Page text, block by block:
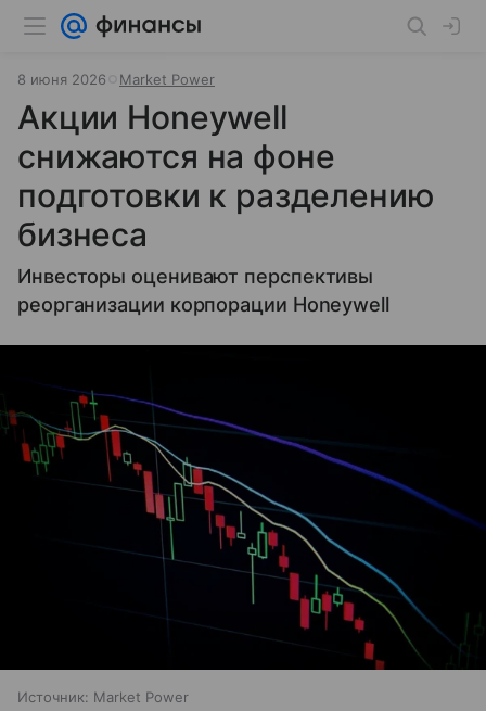
8 июня 2026 Market Power
Акции Honeywell
снижаются на фоне
подготовки к разделению
бизнеса
Инвесторы оценивают перспективы
реорганизации корпорации Honeywell
Источник: Market Power